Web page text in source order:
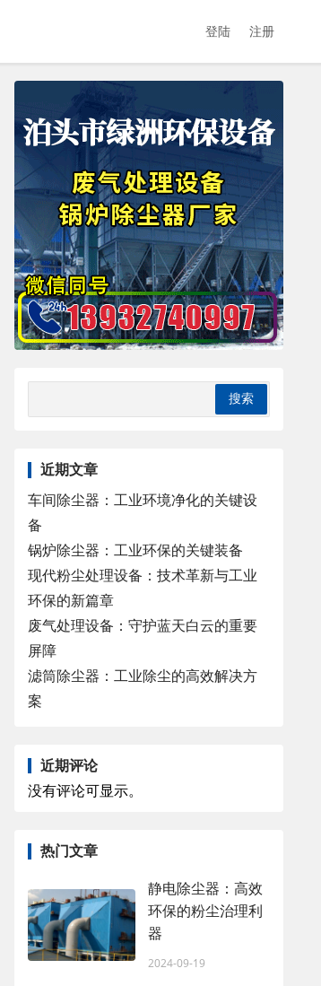
登陆 注册
近期文章
车间除尘器：工业环境净化的关键设
备
锅炉除尘器：工业环保的关键装备
现代粉尘处理设备：技术革新与工业
环保的新篇章
废气处理设备：守护蓝天白云的重要
屏障
滤筒除尘器：工业除尘的高效解决方
案
近期评论
没有评论可显示。
热门文章
静电除尘器：高效
环保的粉尘治理利
器
2024-09-19